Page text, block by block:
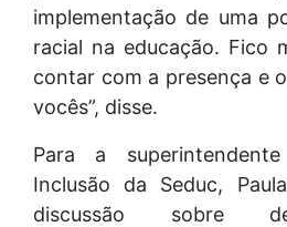
implementação de uma
racial na educação. Fico
contar com a presença e
vocês”, disse.
Para a
Inclusão da Seduc,
discussão sobre